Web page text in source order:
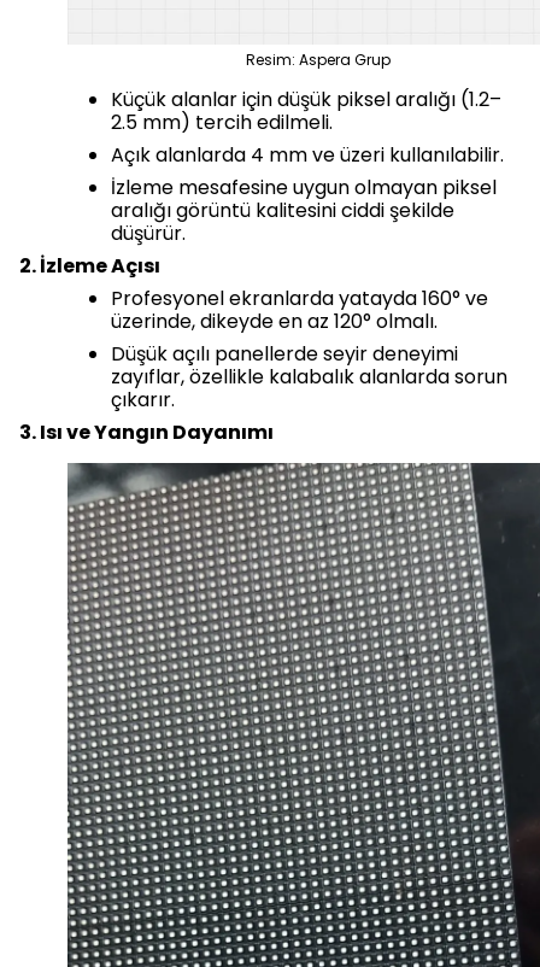
Resim: Aspera Grup
Küçük alanlar için düşük piksel aralığı (1.2–
2.5 mm) tercih edilmeli.
Açık alanlarda 4 mm ve üzeri kullanılabilir.
İzleme mesafesine uygun olmayan piksel
aralığı görüntü kalitesini ciddi şekilde
düşürür.
2. İzleme Açısı
Profesyonel ekranlarda yatayda 160° ve
üzerinde, dikeyde en az 120° olmalı.
Düşük açılı panellerde seyir deneyimi
zayıflar, özellikle kalabalık alanlarda sorun
çıkarır.
3. Isı ve Yangın Dayanımı